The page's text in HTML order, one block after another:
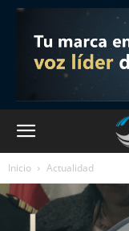
Inicio Actualidad